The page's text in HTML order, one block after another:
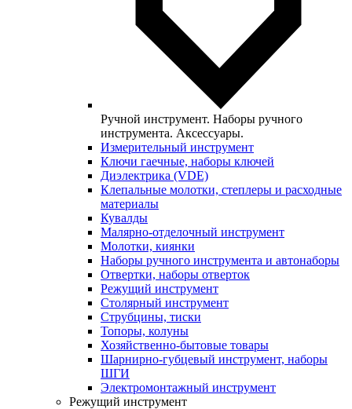
Ручной инструмент. Наборы ручного
инструмента. Аксессуары.
Измерительный инструмент
Ключи гаечные, наборы ключей
Диэлектрика (VDE)
Клепальные молотки, степлеры и расходные
материалы
Кувалды
Малярно-отделочный инструмент
Молотки, киянки
Наборы ручного инструмента и автонаборы
Отвертки, наборы отверток
Режущий инструмент
Столярный инструмент
Струбцины, тиски
Топоры, колуны
Хозяйственно-бытовые товары
Шарнирно-губцевый инструмент, наборы
ШГИ
Электромонтажный инструмент
Режущий инструмент